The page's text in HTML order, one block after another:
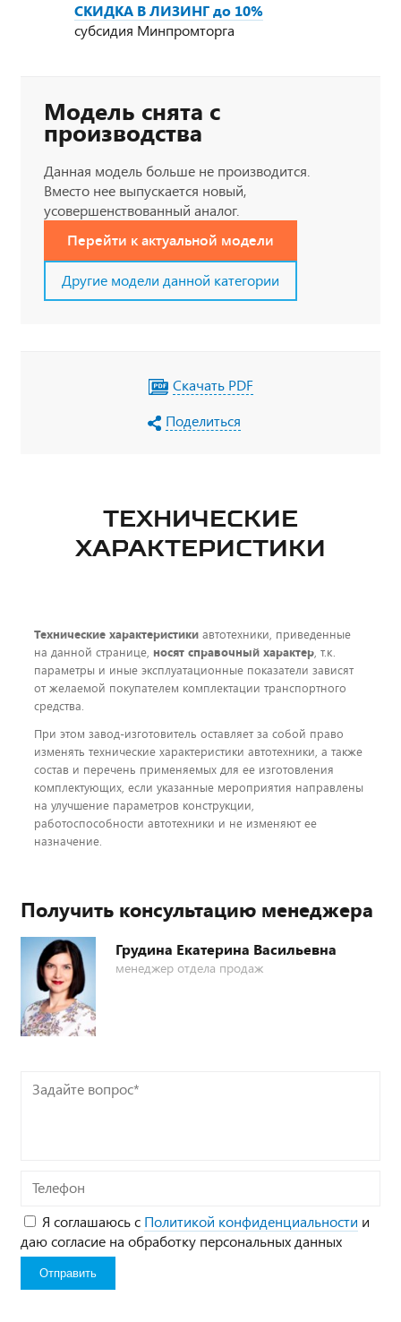
СКИДКА В ЛИЗИНГ до 10%
субсидия Минпромторга
Модель снята с
производства
Данная модель больше не производится.
Вместо нее выпускается новый,
усовершенствованный аналог.
Перейти к актуальной модели
Другие модели данной категории
Скачать PDF
Поделиться
ТЕХНИЧЕСКИЕ
ХАРАКТЕРИСТИКИ
Технические характеристики автотехники, приведенные
на данной странице, носят справочный характер , т.к.
параметры и иные эксплуатационные показатели зависят
от желаемой покупателем комплектации транспортного
средства.
При этом завод-изготовитель оставляет за собой право
изменять технические характеристики автотехники, а также
состав и перечень применяемых для ее изготовления
комплектующих, если указанные мероприятия направлены
на улучшение параметров конструкции,
работоспособности автотехники и не изменяют ее
назначение.
Получить консультацию менеджера
Грудина Екатерина Васильевна
менеджер отдела продаж
Задайте
Телефон
Я соглашаюсь с Политикой конфиденциальности и
даю согласие на обработку персональных данных